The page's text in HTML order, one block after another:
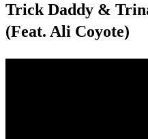
Trick Daddy &
(Feat. Ali Coyote)